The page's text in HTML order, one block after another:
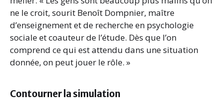
ne le croit, sourit Benoît Dompnier, maître
d’enseignement et de recherche en psychologie
sociale et coauteur de l’étude. Dès que l’on
comprend ce qui est attendu dans une situation
donnée, on peut jouer le rôle. »
Contourner la simulation